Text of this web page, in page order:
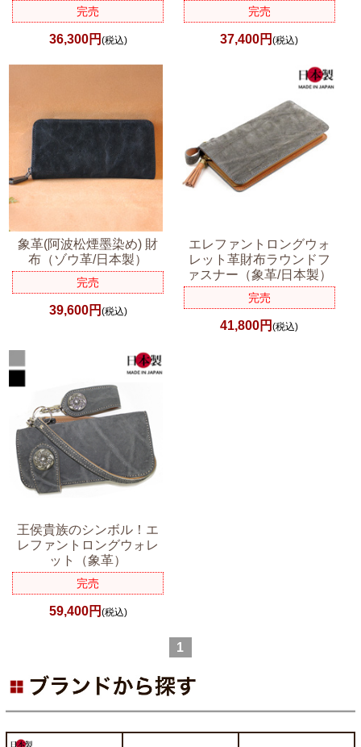
完売
36,300円 (税込)
完売
37,400円(税込)
象革(阿波松煙墨染め) 財
布（ゾウ革/日本製）
完売
39,600円 (税込)
エレファントロングウォ
レット革財布ラウンドフ
ァスナー（象革/日本製）
完売
41,800円(税込)
王侯貴族のシンボル！エ
レファントロングウォレ
ット（象革）
完売
59,400円 (税込)
1